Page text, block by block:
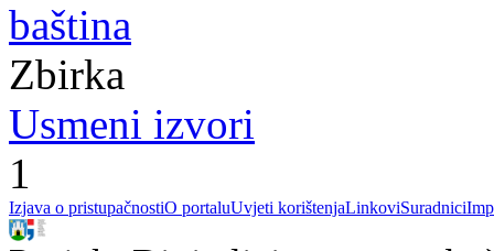
baština
Zbirka
Usmeni izvori
1
Izjava o pristupačnostiO portaluUvjeti korištenjaLinkoviSuradnici